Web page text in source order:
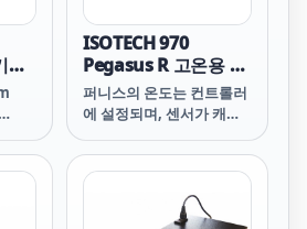
from 100 to 550 Heating
Time 45 minutes
Aperture Diameter
45mm Cavit
준
ISOTECH 970
Pegasus R 고온용 기
준 흑체로 (150°C ~
1200°C)
퍼니스의 온도는 컨트롤러
에 설정되며, 센서가 캐비
기는 실제 방사 온도를 나
타냅니다. 외부 교정을 위
해 센서를 제거하거나 전체
시스템을 교정 할 수 있습